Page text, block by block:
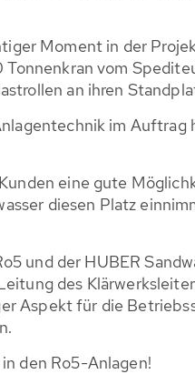
Moment in der
vom
an ihren
im
eine gute
diesen Platz
und der HUBER
des
Aspekt für die
den Ro5-Anlagen!